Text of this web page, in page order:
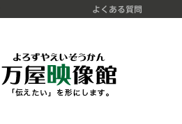
よくある質問